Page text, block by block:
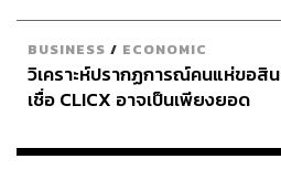
BUSINESS / ECONOMIC
วิเคราะห์ปรากฏการณ์คนแห่ขอสิน
เชื่อ CLICX อาจเป็นเพียงยอด
เรือนไทยที่ถูกซุกไว้